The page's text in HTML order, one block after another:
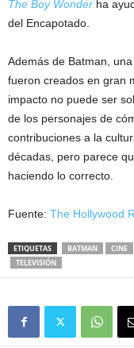
The Boy Wonder ha
del Encapotado.
Además de Batman,
fueron creados en gran
impacto no puede ser
de los personajes de
contribuciones a la
décadas, pero parece
haciendo lo correcto.
Fuente: The Hollywood
ETIQUETAS BATMAN CINE
TELEVISIÓN